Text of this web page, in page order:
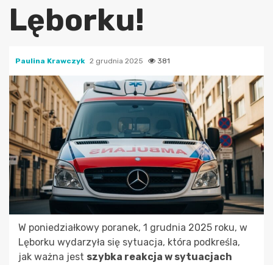
Lęborku!
Paulina Krawczyk 2 grudnia 2025 381
W poniedziałkowy poranek, 1 grudnia 2025 roku, w
Lęborku wydarzyła się sytuacja, która podkreśla,
jak ważna jest szybka reakcja w sytuacjach